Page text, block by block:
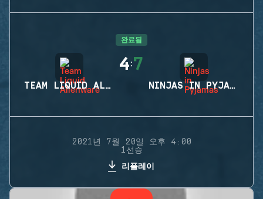
완료됨
TEAM LIQUID ALIENWARE
4:7
NINJAS IN PYJAMAS
2021년 7월 20일 오후 4:00
1선승
리플레이